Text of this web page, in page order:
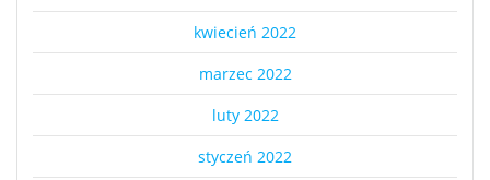
kwiecień 2022
marzec 2022
luty 2022
styczeń 2022